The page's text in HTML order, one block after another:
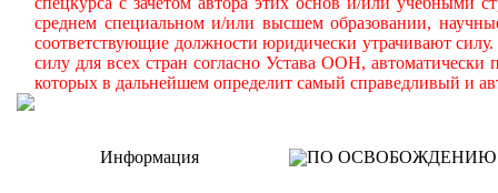
среднем специальном и/или высшем образовании,
соответствующие должности юридически утрачивают
силу для всех стран согласно Устава ООН,
которых в дальнейшем определит самый справедливый и
Информация ПО ОСВОБОЖДЕНИЮ